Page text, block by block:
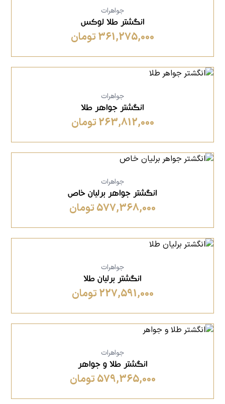
جواهرات
انگشتر طلا لوکس
361,275,000 تومان
جواهرات
انگشتر جواهر طلا
263,812,000 تومان
جواهرات
انگشتر جواهر برلیان خاص
577,368,000 تومان
جواهرات
انگشتر برلیان طلا
227,591,000 تومان
جواهرات
انگشتر طلا و جواهر
579,365,000 تومان